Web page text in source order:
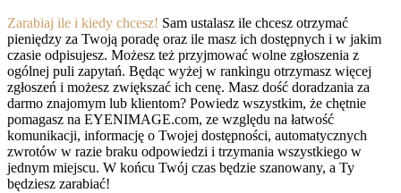
Zarabiaj ile i kiedy chcesz! Sam ustalasz ile chcesz otrzymać
pieniędzy za Twoją poradę oraz ile masz ich dostępnych i w jakim
czasie odpisujesz. Możesz też przyjmować wolne zgłoszenia z
ogólnej puli zapytań. Będąc wyżej w rankingu otrzymasz więcej
zgłoszeń i możesz zwiększać ich cenę. Masz dość doradzania za
darmo znajomym lub klientom? Powiedz wszystkim, że chętnie
pomagasz na EYENIMAGE.com, ze względu na łatwość
komunikacji, informację o Twojej dostępności, automatycznych
zwrotów w razie braku odpowiedzi i trzymania wszystkiego w
jednym miejscu. W końcu Twój czas będzie szanowany, a Ty
będziesz zarabiać!